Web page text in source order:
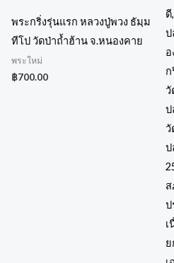
พระกริ่งรุ่นแรก หลวงปู่พวง ธัมฺม
ทีโป วัดป่าถ้ำฮ้าน จ.หนองคาย
พระใหม่
฿700.00